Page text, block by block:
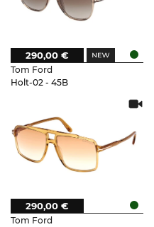
Tom Ford
Holt-02 - 45B
290,00 €
Tom Ford
290,00 €